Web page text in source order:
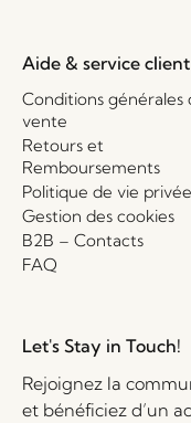
Aide & service client
Conditions générales
vente
Retours et
Remboursements
Politique de vie privée
Gestion des cookies
B2B – Contacts
FAQ
Let's Stay in Touch!
Rejoignez la
et bénéficiez d’un